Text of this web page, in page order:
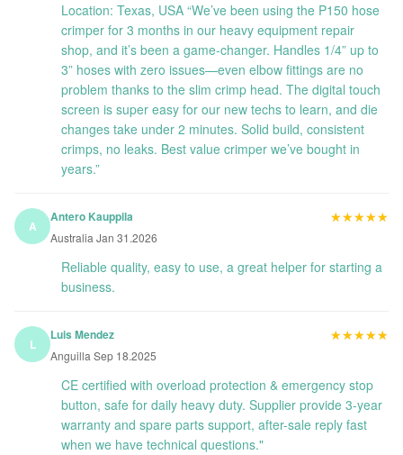
Location: Texas, USA “We’ve been using the P150 hose
crimper for 3 months in our heavy equipment repair
shop, and it’s been a game-changer. Handles 1/4” up to
3” hoses with zero issues—even elbow fittings are no
problem thanks to the slim crimp head. The digital touch
screen is super easy for our new techs to learn, and die
changes take under 2 minutes. Solid build, consistent
crimps, no leaks. Best value crimper we’ve bought in
years.”
A
Antero Kauppila
Australia Jan 31.2026
★★★★★
★★★★★
Reliable quality, easy to use, a great helper for starting a
business.
L
Luis Mendez
Anguilla Sep 18.2025
★★★★★
★★★★★
CE certified with overload protection & emergency stop
button, safe for daily heavy duty. Supplier provide 3-year
warranty and spare parts support, after-sale reply fast
when we have technical questions."